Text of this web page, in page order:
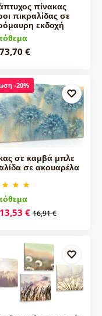
πίνακας
πικραλίδας σε
εκδοχή
€
-20%
σε καμβά μπλε
σε ακουαρέλα
€ 16,91 €